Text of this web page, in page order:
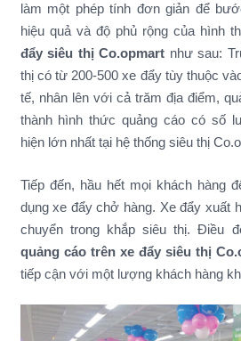
làm một phép tính đơn giản để
hiệu quả và độ phủ rộng của hình
đẩy siêu thị Co.opmart như sau:
thị có từ 200-500 xe đẩy tùy thuộc
tế, nhân lên với cả trăm địa điểm,
thành hình thức quảng cáo có số
hiện lớn nhất tại hệ thống siêu thị
Tiếp đến, hầu hết mọi khách hàng
dụng xe đẩy chở hàng. Xe đẩy xuất
chuyển trong khắp siêu thị. Điều
quảng cáo trên xe đẩy siêu thị
tiếp cận với một lượng khách hàng